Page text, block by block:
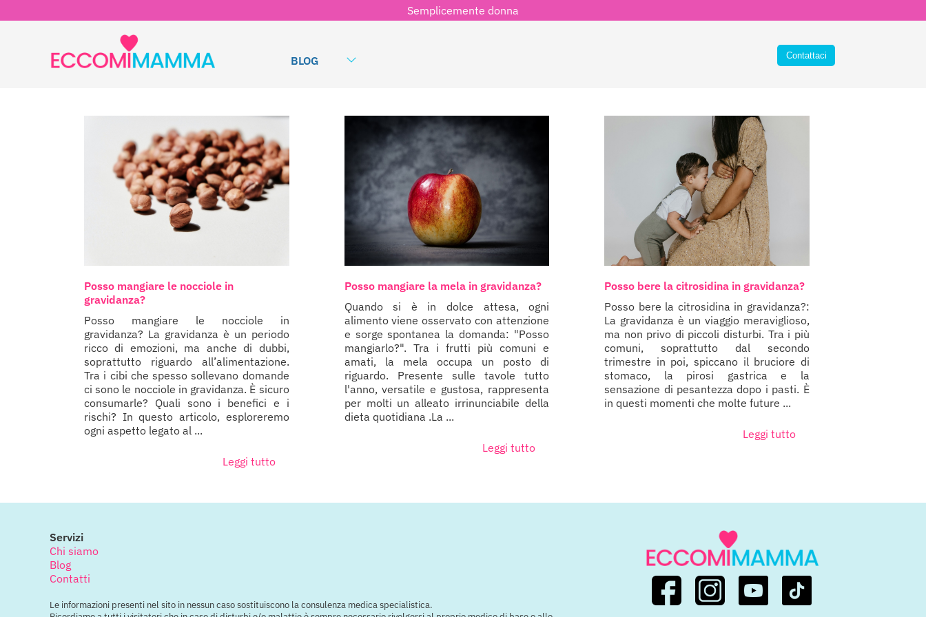
Semplicemente donna
BLOG
Posso mangiare le nocciole in
gravidanza?
Posso mangiare le nocciole in
gravidanza? La gravidanza è un periodo
ricco di emozioni, ma anche di dubbi,
soprattutto riguardo all’alimentazione.
Tra i cibi che spesso sollevano domande
ci sono le nocciole in gravidanza. È sicuro
consumarle? Quali sono i benefici e i
rischi? In questo articolo, esploreremo
ogni aspetto legato al ...
Leggi tutto
Posso mangiare la mela in gravidanza?
Quando si è in dolce attesa, ogni
alimento viene osservato con attenzione
e sorge spontanea la domanda: "Posso
mangiarlo?". Tra i frutti più comuni e
amati, la mela occupa un posto di
riguardo. Presente sulle tavole tutto
l'anno, versatile e gustosa, rappresenta
per molti un alleato irrinunciabile della
dieta quotidiana .La ...
Leggi tutto
Posso bere la citrosidina in gravidanza?
Posso bere la citrosidina in gravidanza?:
La gravidanza è un viaggio meraviglioso,
ma non privo di piccoli disturbi. Tra i più
comuni, soprattutto dal secondo
trimestre in poi, spiccano il bruciore di
stomaco, la pirosi gastrica e la
sensazione di pesantezza dopo i pasti. È
in questi momenti che molte future ...
Leggi tutto
Servizi
Chi siamo
Blog
Contatti
Le informazioni presenti nel sito in nessun caso sostituiscono la consulenza medica specialistica.